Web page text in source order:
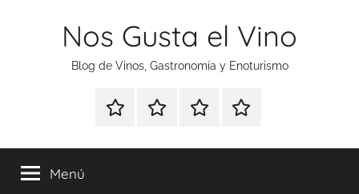
Nos Gusta el Vino
Blog de Vinos, Gastronomía y Enoturismo
Especial
Tonics
Enoturismo
Gastronomía
RankingContacto
Menú